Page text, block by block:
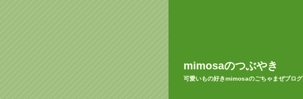
mimosaのつぶやき
可愛いもの好きmimosaのごちゃまぜブログ